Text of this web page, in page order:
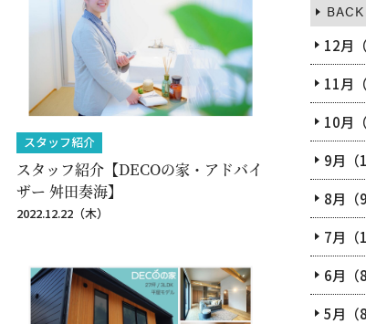
スタッフ紹介
スタッフ紹介【DECOの家・アドバイ
ザー 舛田奏海】
2022.12.22（木）
BACK
12月
11月
10月
9月（
8月（9
7月（
6月（8
5月（8